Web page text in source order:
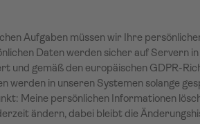
Aufgaben müssen wir Ihre
Daten werden sicher auf Servern in
und gemäß den europäischen GDPR-
werden in unseren Systemen solange
Meine persönlichen Informationen
ändern, dabei bleibt die